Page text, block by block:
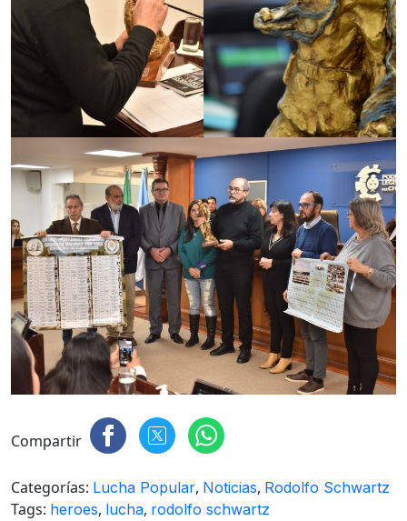
Compartir
Categorías: Lucha Popular, Noticias, Rodolfo Schwartz
Tags: heroes, lucha, rodolfo schwartz